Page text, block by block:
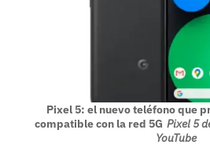
Pixel 5: el nuevo teléfono que
compatible con la red 5G Pixel 5
YouTube